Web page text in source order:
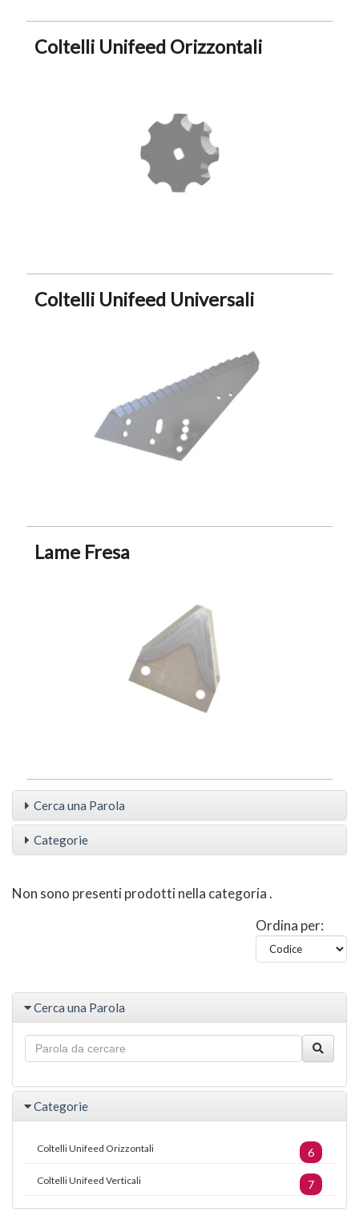
Coltelli Unifeed Orizzontali
Coltelli Unifeed Universali
Lame Fresa
Cerca una Parola
Categorie
Non sono presenti prodotti nella categoria.
Ordina per:
Cerca una Parola
Categorie
Coltelli Unifeed Orizzontali 6
Coltelli Unifeed Verticali 7